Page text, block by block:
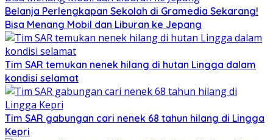
Belanja Perlengkapan Sekolah di Gramedia Sekarang!
Bisa Menang Mobil dan Liburan ke Jepang
Tim SAR temukan nenek hilang di hutan Lingga dalam
kondisi selamat
Tim SAR gabungan cari nenek 68 tahun hilang di Lingga
Kepri